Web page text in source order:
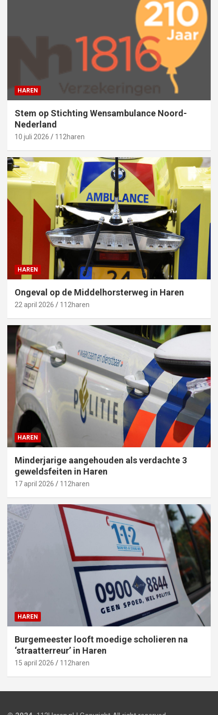
HAREN
Stem op Stichting Wensambulance Noord-
Nederland
10 juli 2026 112haren
HAREN
Ongeval op de Middelhorsterweg in Haren
22 april 2026 112haren
HAREN
Minderjarige aangehouden als verdachte 3
geweldsfeiten in Haren
17 april 2026 112haren
HAREN
Burgemeester looft moedige scholieren na
‘straatterreur’ in Haren
15 april 2026 112haren